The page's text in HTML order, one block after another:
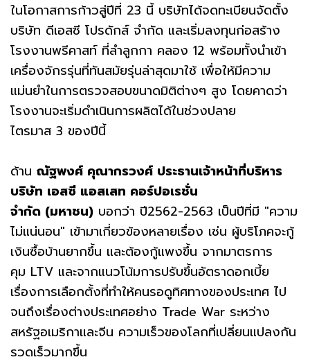
ในโอกาสการก้าวสู่ปีที่ 23 นี้ บริษัทได้จดทะเบียนจัดตั้ง
บริษัท ดีเอสซี โปรดักส์ จำกัด และเริ่มลงทุนก่อสร้าง
โรงงานพรีคาสท์ ที่ลำลูกกา คลอง 12 พร้อมทั้งนำเข้า
เครื่องจักรรุ่นที่ทันสมัยรุ่นล่าสุดมาใช้ เพื่อให้มีความ
แม่นยำในการตรวจสอบขนาดมิติต่างๆ สูง โดยคาดว่า
โรงงานจะเริ่มดำเนินการผลิตได้ในช่วงปลาย
ไตรมาส 3 ของปีนี้
ด้าน ณัฐพงศ์ คุณากรวงศ์ ประธานเจ้าหน้าที่บริหาร
บริษัท เอสซี แอสเสท คอร์ปอเรชั่น
จำกัด (มหาชน) บอกว่า ปี2562-2563 เป็นปีที่มี "ความ
ไม่แน่นอน" เข้ามาเกี่ยวข้องหลายเรื่อง เช่น ผู้บริโภคจะกู้
เงินซื้อบ้านยากขึ้น และต้องกู้แพงขึ้น จากมาตรการ
คุม LTV และจากแนวโน้มการปรับขึ้นอัตราดอกเบี้ย
เรื่องการเลือกตั้งที่ทำให้คนรอดูทิศทางของประเทศ ไป
จนถึงเรื่องต่างประเทศอย่าง Trade War ระหว่าง
สหรัฐอเมริกาและจีน ความเร็วของโลกที่เปลี่ยนแปลงกัน
รวดเร็วมากขึ้น